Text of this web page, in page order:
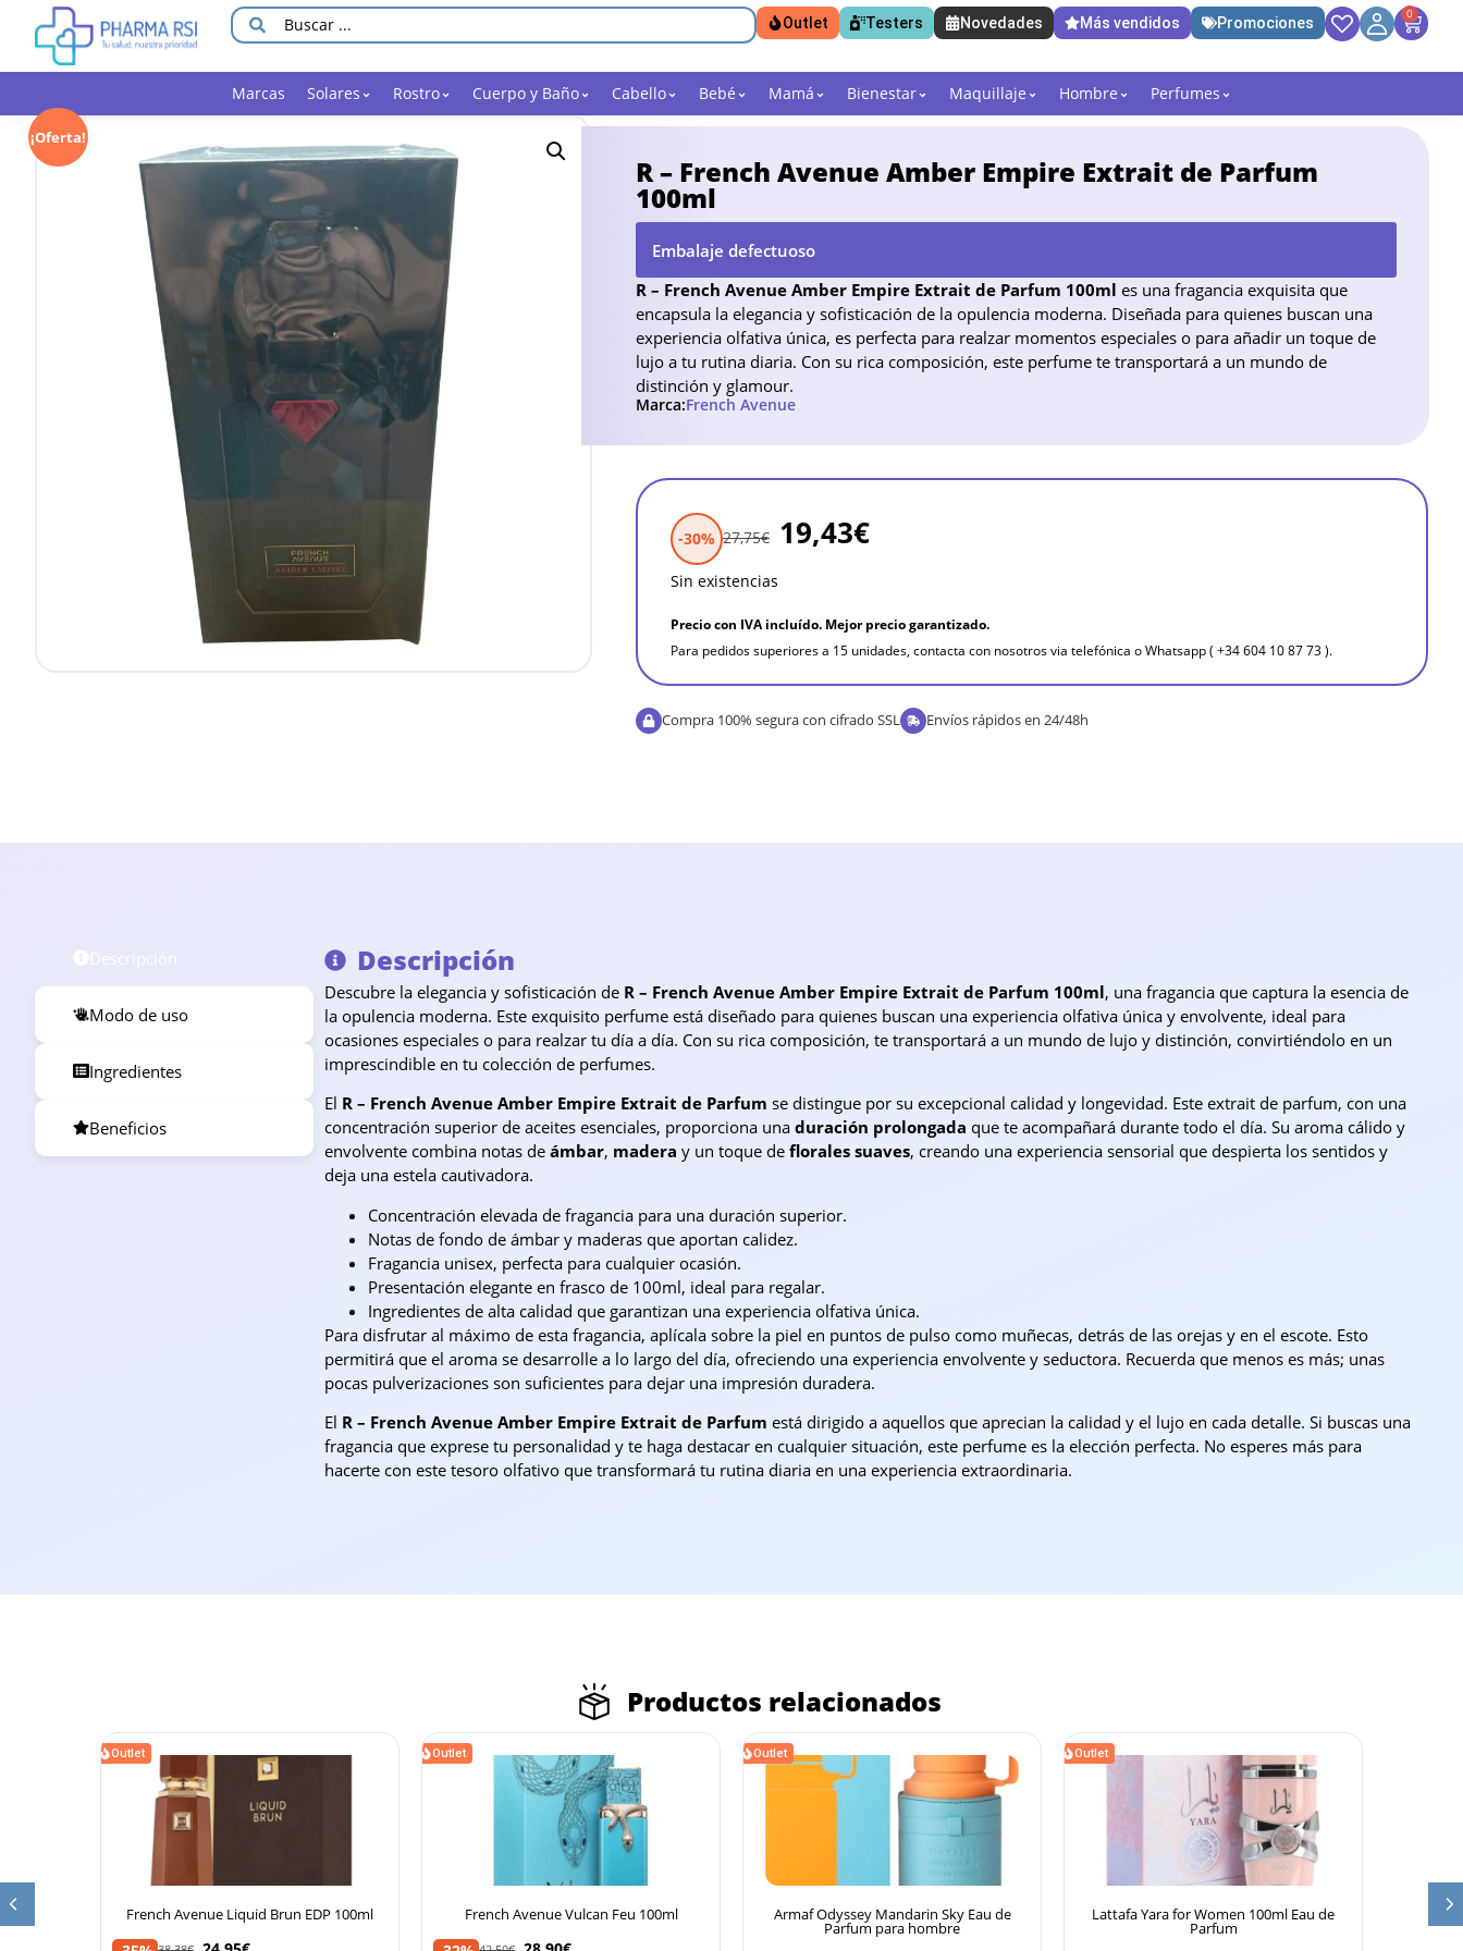
Outlet Testers Novedades Más vendidos Promociones
0
Marcas Solares Rostro Cuerpo y Baño Cabello Bebé Mamá Bienestar Maquillaje Hombre Perfumes
¡Oferta!
R – French Avenue Amber Empire Extrait de Parfum
100ml
Embalaje defectuoso
R – French Avenue Amber Empire Extrait de Parfum 100ml es una fragancia exquisita que
encapsula la elegancia y sofisticación de la opulencia moderna. Diseñada para quienes buscan una
experiencia olfativa única, es perfecta para realzar momentos especiales o para añadir un toque de
lujo a tu rutina diaria. Con su rica composición, este perfume te transportará a un mundo de
distinción y glamour.
Marca:French Avenue
-30% 27,75€ 19,43€
Sin existencias
Precio con IVA incluído. Mejor precio garantizado.
Para pedidos superiores a 15 unidades, contacta con nosotros via telefónica o Whatsapp ( +34 604 10 87 73 ).
Compra 100% segura con cifrado SSL Envíos rápidos en 24/48h
Modo de uso
Ingredientes
Beneficios
Descripción
Descubre la elegancia y sofisticación de R – French Avenue Amber Empire Extrait de Parfum 100ml, una fragancia que captura la esencia de
la opulencia moderna. Este exquisito perfume está diseñado para quienes buscan una experiencia olfativa única y envolvente, ideal para
ocasiones especiales o para realzar tu día a día. Con su rica composición, te transportará a un mundo de lujo y distinción, convirtiéndolo en un
imprescindible en tu colección de perfumes.
El R – French Avenue Amber Empire Extrait de Parfum se distingue por su excepcional calidad y longevidad. Este extrait de parfum, con una
concentración superior de aceites esenciales, proporciona una duración prolongada que te acompañará durante todo el día. Su aroma cálido y
envolvente combina notas de ámbar, madera y un toque de florales suaves, creando una experiencia sensorial que despierta los sentidos y
deja una estela cautivadora.
Concentración elevada de fragancia para una duración superior.
Notas de fondo de ámbar y maderas que aportan calidez.
Fragancia unisex, perfecta para cualquier ocasión.
Presentación elegante en frasco de 100ml, ideal para regalar.
Ingredientes de alta calidad que garantizan una experiencia olfativa única.
Para disfrutar al máximo de esta fragancia, aplícala sobre la piel en puntos de pulso como muñecas, detrás de las orejas y en el escote. Esto
permitirá que el aroma se desarrolle a lo largo del día, ofreciendo una experiencia envolvente y seductora. Recuerda que menos es más; unas
pocas pulverizaciones son suficientes para dejar una impresión duradera.
El R – French Avenue Amber Empire Extrait de Parfum está dirigido a aquellos que aprecian la calidad y el lujo en cada detalle. Si buscas una
fragancia que exprese tu personalidad y te haga destacar en cualquier situación, este perfume es la elección perfecta. No esperes más para
hacerte con este tesoro olfativo que transformará tu rutina diaria en una experiencia extraordinaria.
Productos relacionados
105ml
Outlet
French Avenue Liquid Brun EDP 100ml
Outlet
French Avenue Vulcan Feu 100ml
Outlet
Armaf Odyssey Mandarin Sky Eau de
Parfum para hombre
Outlet
Lattafa Yara for Women 100ml Eau de
Parfum
Lattafa
5% DTO PARA PEDIDOS
SUPERIORES A 120€
Descuento automático en tu carrito por compras
superiores a 120€. No acumulable con otros cupones.